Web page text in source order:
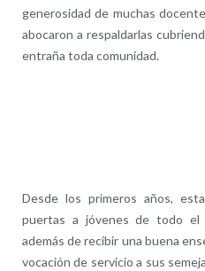
generosidad de muchas
abocaron a respaldarlas
entraña toda comunidad.
Desde los primeros años,
puertas a jóvenes de todo el
además de recibir una buena
vocación de servicio a sus